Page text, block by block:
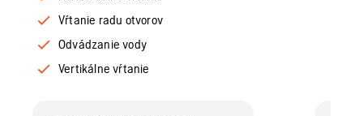
Vŕtanie radu otvorov
Odvádzanie vody
Vertikálne vŕtanie